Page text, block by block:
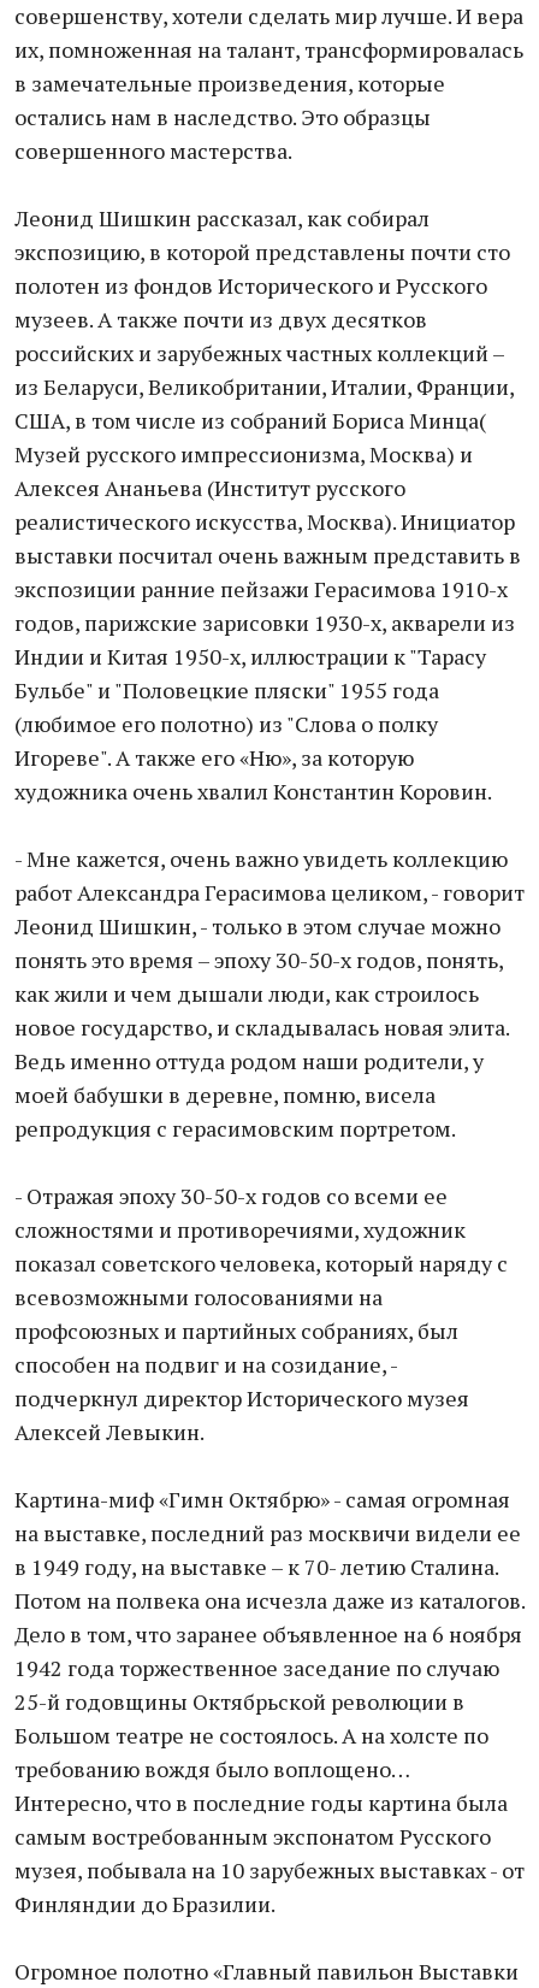
совершенству, хотели сделать мир лучше. И вера
их, помноженная на талант, трансформировалась
в замечательные произведения, которые
остались нам в наследство. Это образцы
совершенного мастерства.
Леонид Шишкин рассказал, как собирал
экспозицию, в которой представлены почти сто
полотен из фондов Исторического и Русского
музеев. А также почти из двух десятков
российских и зарубежных частных коллекций –
из Беларуси, Великобритании, Италии, Франции,
США, в том числе из собраний Бориса Минца(
Музей русского импрессионизма, Москва) и
Алексея Ананьева (Институт русского
реалистического искусства, Москва). Инициатор
выставки посчитал очень важным представить в
экспозиции ранние пейзажи Герасимова 1910-х
годов, парижские зарисовки 1930-х, акварели из
Индии и Китая 1950-х, иллюстрации к "Тарасу
Бульбе" и "Половецкие пляски" 1955 года
(любимое его полотно) из "Слова о полку
Игореве". А также его «Ню», за которую
художника очень хвалил Константин Коровин.
- Мне кажется, очень важно увидеть коллекцию
работ Александра Герасимова целиком, - говорит
Леонид Шишкин, - только в этом случае можно
понять это время – эпоху 30-50-х годов, понять,
как жили и чем дышали люди, как строилось
новое государство, и складывалась новая элита.
Ведь именно оттуда родом наши родители, у
моей бабушки в деревне, помню, висела
репродукция с герасимовским портретом.
- Отражая эпоху 30-50-х годов со всеми ее
сложностями и противоречиями, художник
показал советского человека, который наряду с
всевозможными голосованиями на
профсоюзных и партийных собраниях, был
способен на подвиг и на созидание, -
подчеркнул директор Исторического музея
Алексей Левыкин.
Картина-миф «Гимн Октябрю» - самая огромная
на выставке, последний раз москвичи видели ее
в 1949 году, на выставке – к 70- летию Сталина.
Потом на полвека она исчезла даже из каталогов.
Дело в том, что заранее объявленное на 6 ноября
1942 года торжественное заседание по случаю
25-й годовщины Октябрьской революции в
Большом театре не состоялось. А на холсте по
требованию вождя было воплощено…
Интересно, что в последние годы картина была
самым востребованным экспонатом Русского
музея, побывала на 10 зарубежных выставках - от
Финляндии до Бразилии.
Огромное полотно «Главный павильон Выставки